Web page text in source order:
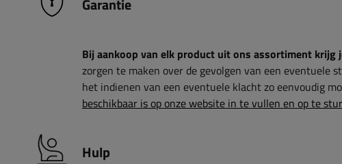
Bij aankoop van elk product uit ons assortiment krijg
zorgen te maken over de gevolgen van een eventuele
het indienen van een eventuele klacht zo eenvoudig
beschikbaar is op onze website in te vullen en op te
Hulp